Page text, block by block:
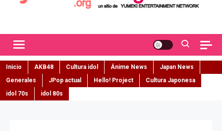
Inicio AKB48 Cultura idol Ánime News
Japan News
Generales
JPop actual Hello! Project
Cultura Japonesa
idol 70s
idol 80s